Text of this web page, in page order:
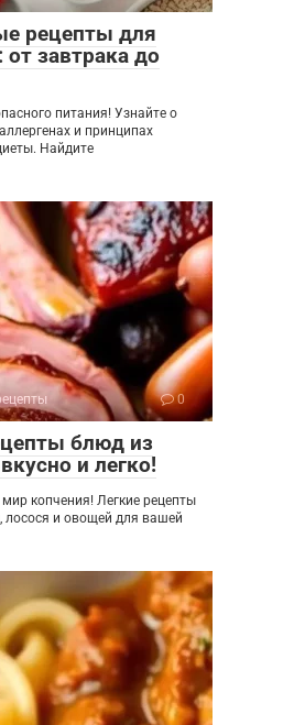
рецепты для
от завтрака до
питания! Узнайте о
и принципах
Найдите
0
блюд из
и легко!
копчения! Легкие рецепты
лосося и овощей для вашей